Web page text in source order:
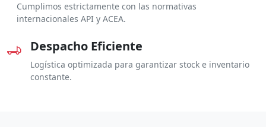
Cumplimos estrictamente con las normativas
internacionales API y ACEA.
Despacho Eficiente
Logística optimizada para garantizar stock e inventario
constante.